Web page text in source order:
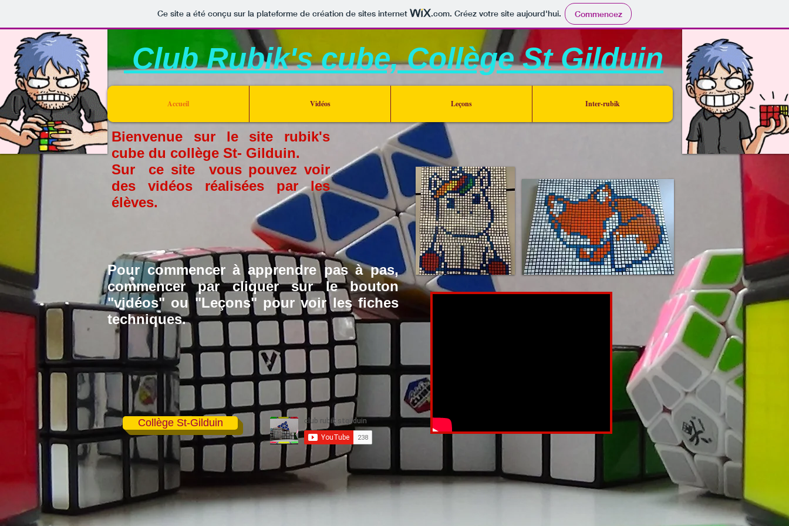
Ce site a été conçu sur la plateforme de création de sites internet .com. Créez votre site aujourd'hui. Commencez
Club Rubik's cube, Collège St Gilduin
Accueil Vidéos Leçons Inter-rubik
Bienvenue sur le site rubik's
cube du collège St- Gilduin.
Sur ce site vous pouvez voir
des vidéos réalisées par les
élèves.
Pour commencer à apprendre pas à pas,
commencer par cliquer sur le bouton
"vidéos" ou "Leçons" pour voir les fiches
techniques.
Collège St-Gilduin